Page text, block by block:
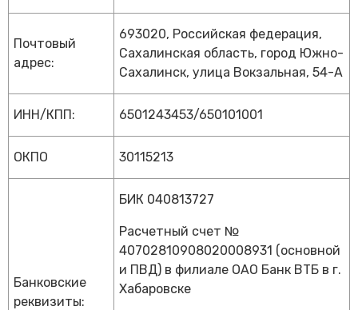
Почтовый
адрес:
693020, Российская федерация,
Сахалинская область, город Южно-
Сахалинск, улица Вокзальная, 54-А
ИНН/КПП: 6501243453/650101001
ОКПО 30115213
Банковские
реквизиты:
БИК 040813727
Расчетный счет №
40702810908020008931 (основной
и ПВД) в филиале ОАО Банк ВТБ в г.
Хабаровске